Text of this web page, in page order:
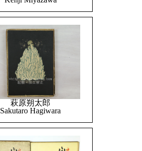
萩原朔太郎
Sakutaro Hagiwara